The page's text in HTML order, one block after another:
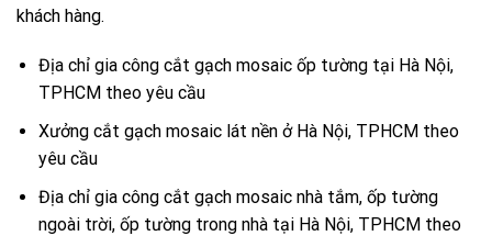
khách hàng.
Địa chỉ gia công cắt gạch mosaic ốp tường tại Hà Nội,
TPHCM theo yêu cầu
Xưởng cắt gạch mosaic lát nền ở Hà Nội, TPHCM theo
yêu cầu
Địa chỉ gia công cắt gạch mosaic nhà tắm, ốp tường
ngoài trời, ốp tường trong nhà tại Hà Nội, TPHCM theo